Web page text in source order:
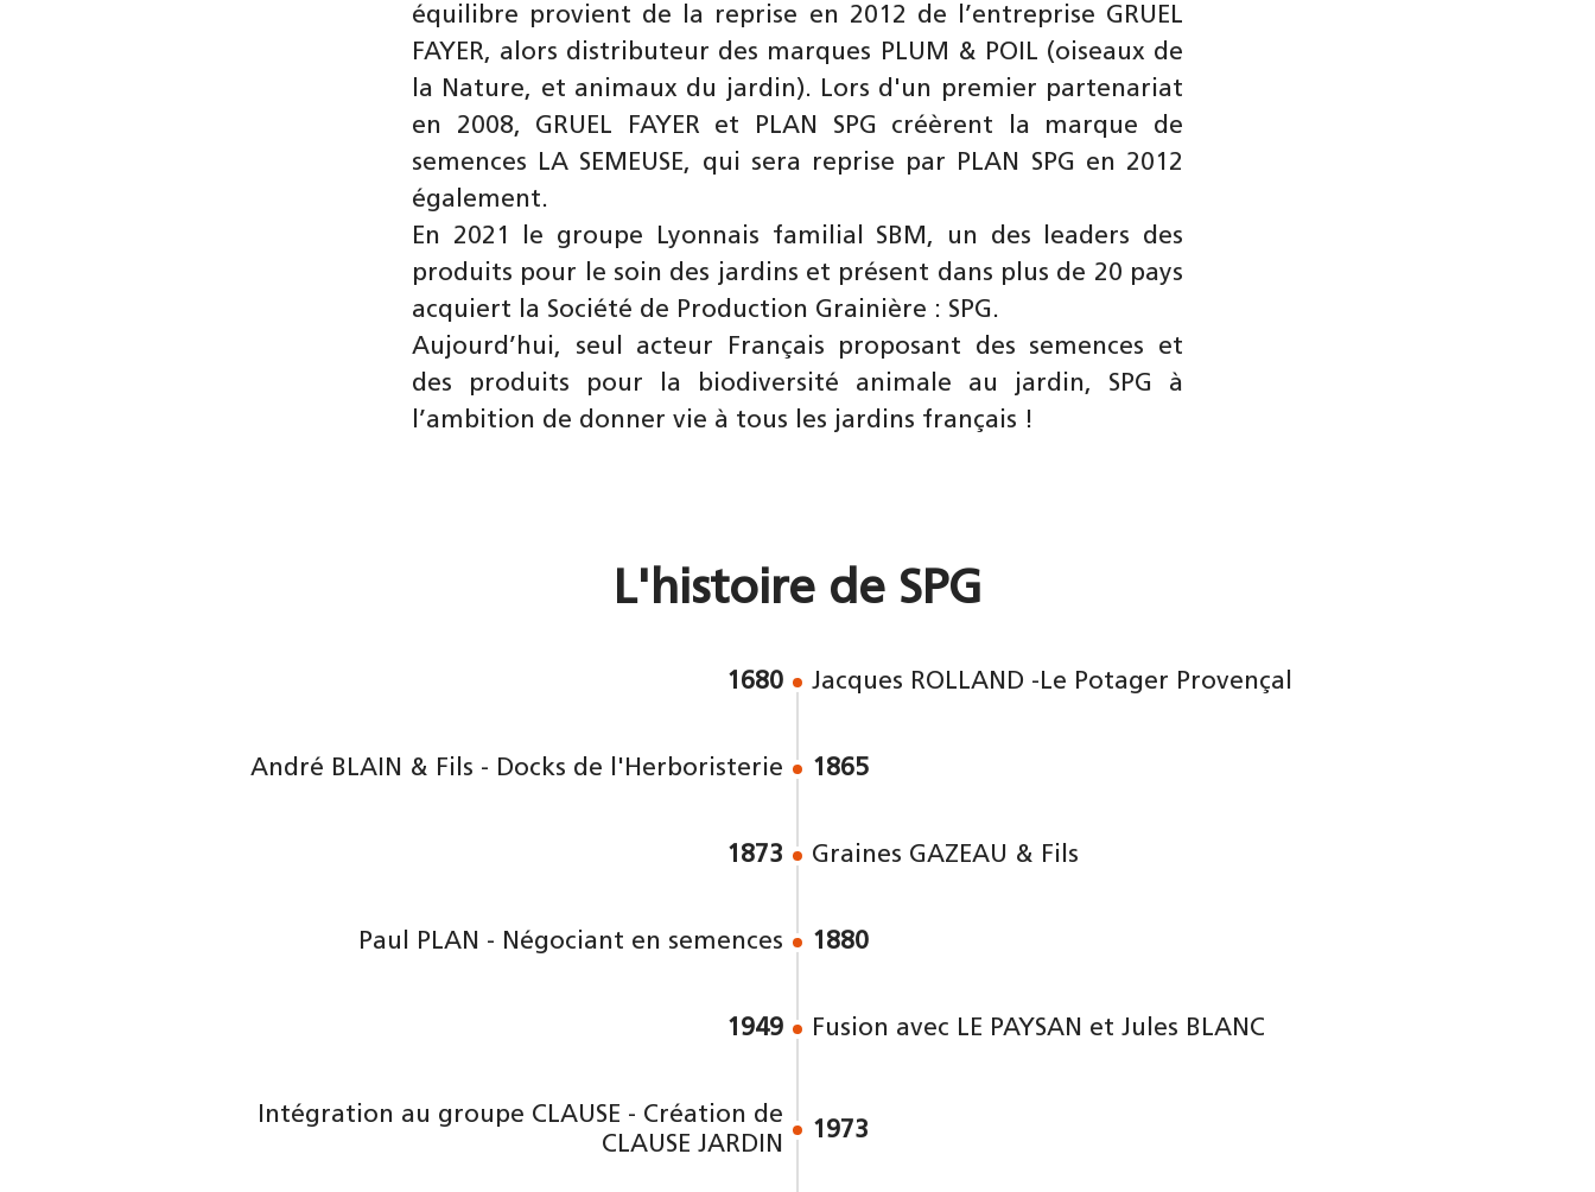
équilibre provient de la reprise en 2012 de l’entreprise GRUEL
FAYER, alors distributeur des marques PLUM & POIL (oiseaux de
la Nature, et animaux du jardin). Lors d'un premier partenariat
en 2008, GRUEL FAYER et PLAN SPG créèrent la marque de
semences LA SEMEUSE, qui sera reprise par PLAN SPG en 2012
également.
En 2021 le groupe Lyonnais familial SBM, un des leaders des
produits pour le soin des jardins et présent dans plus de 20 pays
acquiert la Société de Production Grainière : SPG.
Aujourd’hui, seul acteur Français proposant des semences et
des produits pour la biodiversité animale au jardin, SPG à
l’ambition de donner vie à tous les jardins français !
L'histoire de SPG
1680 Jacques ROLLAND -Le Potager Provençal
André BLAIN & Fils - Docks de l'Herboristerie 1865
1873 Graines GAZEAU & Fils
Paul PLAN - Négociant en semences 1880
1949 Fusion avec LE PAYSAN et Jules BLANC
Intégration au groupe CLAUSE - Création de
CLAUSE JARDIN
1973